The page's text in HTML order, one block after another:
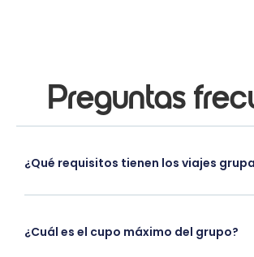
Preguntas
¿Qué requisitos tienen los viajes
¿Cuál es el cupo máximo del grupo?